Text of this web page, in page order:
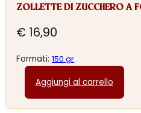
ZOLLETTE DI ZUCCHERO A
€ 16,90
Formati:150 gr
Aggiungi al carrello